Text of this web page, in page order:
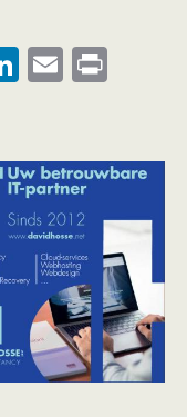
LinkedIn
Email